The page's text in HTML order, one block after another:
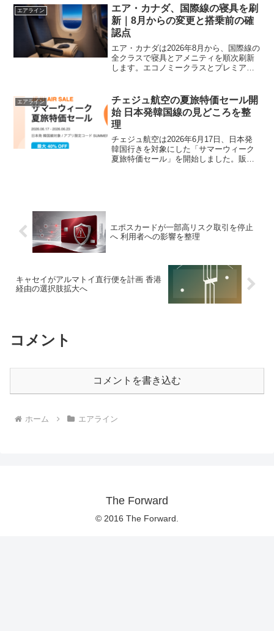
カード会員で、特典...
エアライン
エア・カナダ、国際線の寝具を刷
新｜8月からの変更と搭乗前の確
認点
エア・カナダは2026年8月から、国際線の
全クラスで寝具とアメニティを順次刷新
します。エコノミークラスとプレミアム
アムエコノミーにはアイマスクや耳栓な
どを含む新アメ...
エアライン
チェジュ航空の夏旅特価セール開
始 日本発韓国線の見どころを整
理
チェジュ航空は2026年6月17日、日本発
韓国行きを対象にした「サマーウィーク
夏旅特価セール」を開始しました。販売
エポスカードが一部高リスク取引を停止
へ 利用者への影響を整理
キャセイがアルマトイ直行便を計画 香港
経由の選択肢拡大へ
コメント
コメントを書き込む
ホーム エアライン
The Forward
© 2016 The Forward.